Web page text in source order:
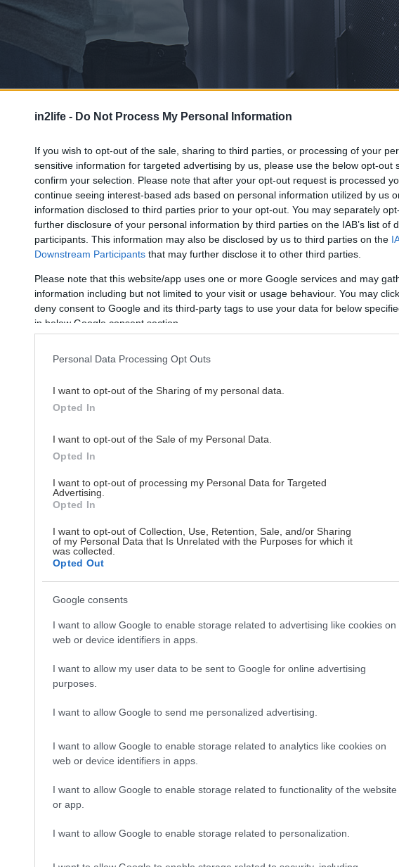
in2life - Do Not Process My Personal Information
If you wish to opt-out of the sale, sharing to third parties, or processing of your
sensitive information for targeted advertising by us, please use the below opt-out
confirm your selection. Please note that after your opt-out request is processed
continue seeing interest-based ads based on personal information utilized by us
information disclosed to third parties prior to your opt-out. You may separately
further disclosure of your personal information by third parties on the IAB’s list of
participants. This information may also be disclosed by us to third parties on the
Downstream Participants that may further disclose it to other third parties.
Please note that this website/app uses one or more Google services and may
information including but not limited to your visit or usage behaviour. You may
deny consent to Google and its third-party tags to use your data for below
in below Google consent section.
Personal Data Processing Opt Outs
I want to opt-out of the Sharing of my personal data.
Opted In
I want to opt-out of the Sale of my Personal Data.
Opted In
I want to opt-out of processing my Personal Data for Targeted
Advertising.
Opted In
I want to opt-out of Collection, Use, Retention, Sale, and/or Sharing
of my Personal Data that Is Unrelated with the Purposes for which it
was collected.
Opted Out
Google consents
I want to allow Google to enable storage related to advertising like cookies on
web or device identifiers in apps.
I want to allow my user data to be sent to Google for online advertising
purposes.
I want to allow Google to send me personalized advertising.
I want to allow Google to enable storage related to analytics like cookies on
web or device identifiers in apps.
I want to allow Google to enable storage related to functionality of the website
or app.
I want to allow Google to enable storage related to personalization.
Α ς αρχίσουμε από το προφανές: η ψηφιακή
και η φωτογραφική
με φιλμ δεν είναι το ίδιο
όχι οι περισσότεροι) από τους παλιούς κανόνες δεν
κατασκευαστές φωτογραφικών μηχανών- έχει οδηγήσει
πολλούς
αγορά ακατάλληλων, ή καλύτερων απ’ όσο χρειάζεται,
Και οι χρήστες αυτής της νέας σχετικά τεχνολογίας έχουν
αποφυγής τους.